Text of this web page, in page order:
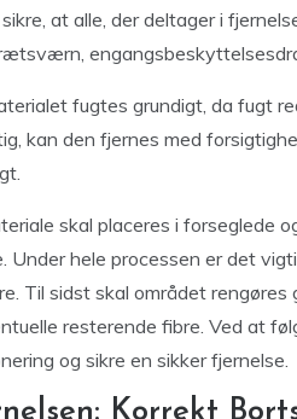
at alle, der deltager i
fugtes grundigt, da fugt
kan den fjernes med
skal placeres i forseglede
Under hele processen er det
Til sidst skal området
resterende fibre. Ved at
og sikre en sikker fjernelse.
Korrekt